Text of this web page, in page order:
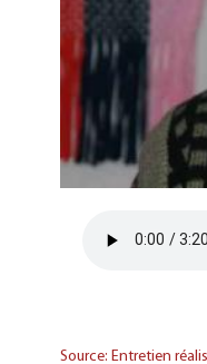
Source: Entretien